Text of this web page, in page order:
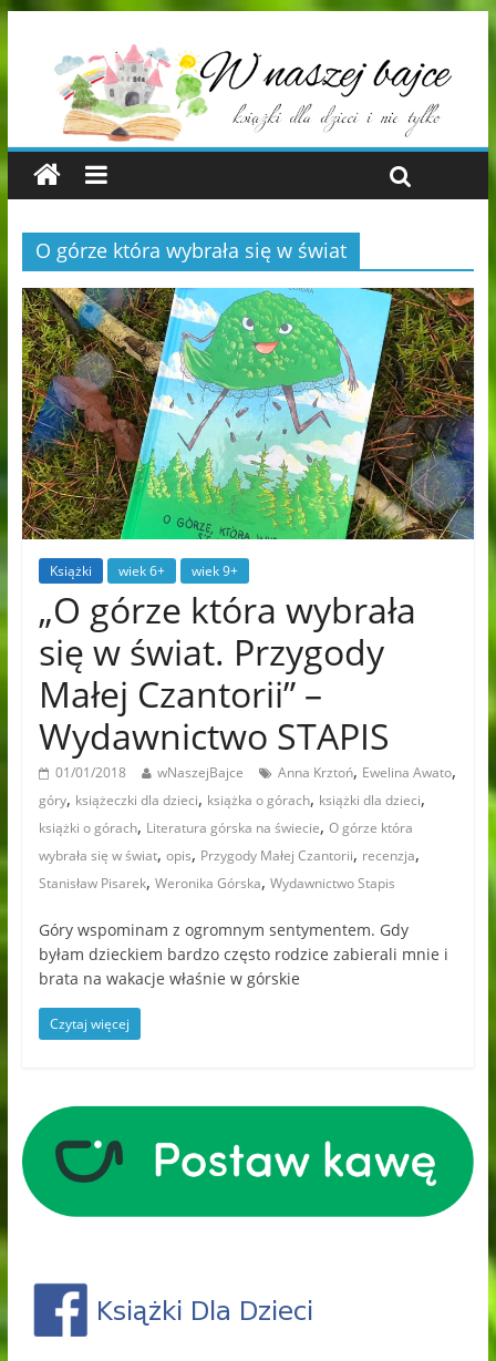
O górze która wybrała się w świat
Książki wiek 6+ wiek 9+
„O górze która wybrała
się w świat. Przygody
Małej Czantorii” –
Wydawnictwo STAPIS
01/01/2018 wNaszejBajce Anna Krztoń, Ewelina Awato,
góry, książeczki dla dzieci, książka o górach, książki dla dzieci,
książki o górach, Literatura górska na świecie, O górze która
wybrała się w świat, opis, Przygody Małej Czantorii, recenzja,
Stanisław Pisarek, Weronika Górska, Wydawnictwo Stapis
Góry wspominam z ogromnym sentymentem. Gdy
byłam dzieckiem bardzo często rodzice zabierali mnie i
brata na wakacje właśnie w górskie
Czytaj więcej